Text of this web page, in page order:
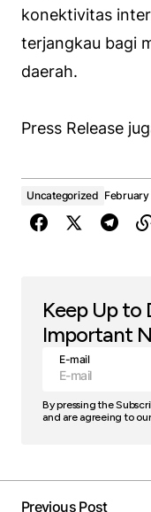
konektivitas
terjangkau bagi
daerah.
Press Release
Uncategorized February
Keep Up
Important
E-mail
By pressing the
and are agreeing to
Previous Post